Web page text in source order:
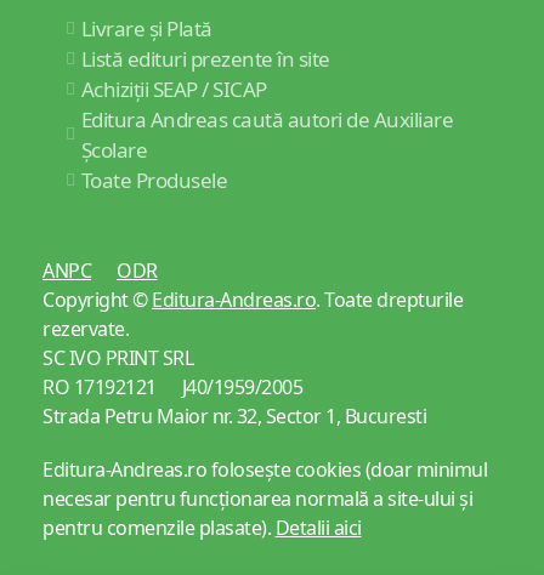
Livrare și Plată
Listă edituri prezente în site
Achiziții SEAP / SICAP
Editura Andreas caută autori de Auxiliare
Școlare
Toate Produsele
ANPC
ODR
Copyright ©Editura-Andreas.ro. Toate drepturile
rezervate.
SC IVO PRINT SRL
RO 17192121 J40/1959/2005
Strada Petru Maior nr. 32, Sector 1, Bucuresti
Editura-Andreas.ro folosește cookies (doar minimul
necesar pentru funcționarea normală a site-ului și
pentru comenzile plasate). Detalii aici